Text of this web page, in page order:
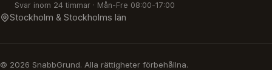
Svar inom 24 timmar · Mån-Fre 08:00-17:00
Stockholm & Stockholms län
© 2026 SnabbGrund. Alla rättigheter förbehållna.